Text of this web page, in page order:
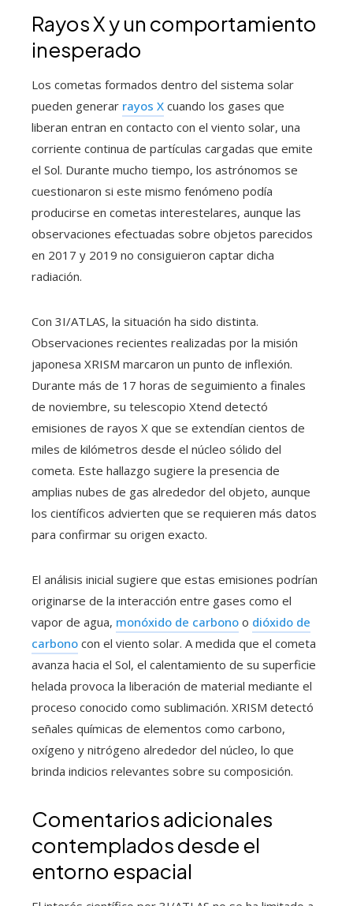
Rayos X y un comportamiento
inesperado
Los cometas formados dentro del sistema solar
pueden generar rayos X cuando los gases que
liberan entran en contacto con el viento solar, una
corriente continua de partículas cargadas que emite
el Sol. Durante mucho tiempo, los astrónomos se
cuestionaron si este mismo fenómeno podía
producirse en cometas interestelares, aunque las
observaciones efectuadas sobre objetos parecidos
en 2017 y 2019 no consiguieron captar dicha
radiación.
Con 3I/ATLAS, la situación ha sido distinta.
Observaciones recientes realizadas por la misión
japonesa XRISM marcaron un punto de inflexión.
Durante más de 17 horas de seguimiento a finales
de noviembre, su telescopio Xtend detectó
emisiones de rayos X que se extendían cientos de
miles de kilómetros desde el núcleo sólido del
cometa. Este hallazgo sugiere la presencia de
amplias nubes de gas alrededor del objeto, aunque
los científicos advierten que se requieren más datos
para confirmar su origen exacto.
El análisis inicial sugiere que estas emisiones podrían
originarse de la interacción entre gases como el
vapor de agua, monóxido de carbono o dióxido de
carbono con el viento solar. A medida que el cometa
avanza hacia el Sol, el calentamiento de su superficie
helada provoca la liberación de material mediante el
proceso conocido como sublimación. XRISM detectó
señales químicas de elementos como carbono,
oxígeno y nitrógeno alrededor del núcleo, lo que
brinda indicios relevantes sobre su composición.
Comentarios adicionales
contemplados desde el
entorno espacial